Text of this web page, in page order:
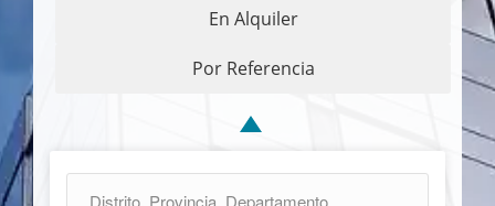
En Alquiler
Por Referencia